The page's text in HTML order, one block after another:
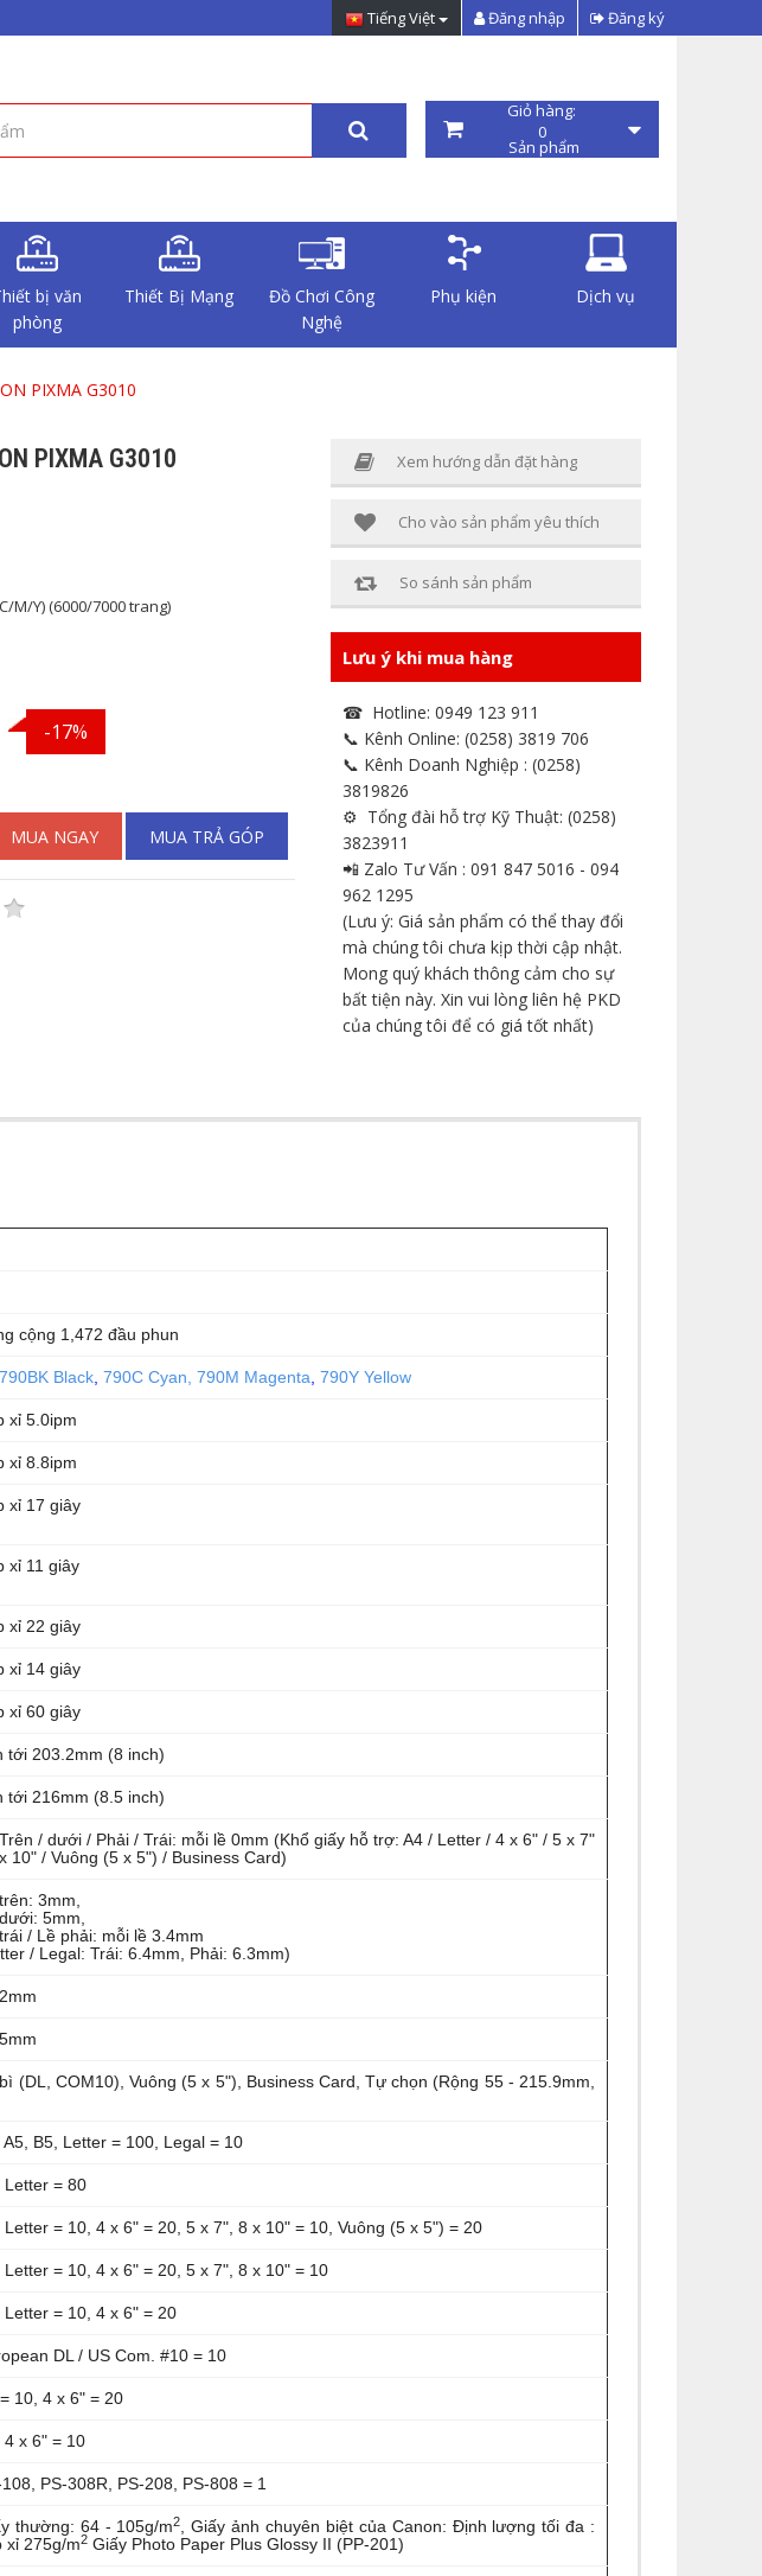
Tiếng Việt Đăng nhập Đăng ký
Giỏ hàng:
0
Sản phẩm
bị văn
phòng
Thiết Bị Mạng
Đồ Chơi Công
Nghệ
Phụ kiện Dịch vụ
PIXMA G3010
PIXMA G3010
M/Y) (6000/7000 trang)
-17%
MUA NGAY MUA TRẢ GÓP
Xem hướng dẫn đặt hàng
Cho vào sản phẩm yêu thích
So sánh sản phẩm
Lưu ý khi mua hàng
☎ Hotline: 0949 123 911
📞 Kênh Online: (0258) 3819 706
📞 Kênh Doanh Nghiệp : (0258)
3819826
⚙ Tổng đài hỗ trợ Kỹ Thuật: (0258)
3823911
📲 Zalo Tư Vấn : 091 847 5016 - 094
962 1295
(Lưu ý: Giá sản phẩm có thể thay đổi
mà chúng tôi chưa kịp thời cập nhật.
Mong quý khách thông cảm cho sự
bất tiện này. Xin vui lòng liên hệ PKD
của chúng tôi để có giá tốt nhất)
cộng 1,472 đầu phun
Black 790C Cyan, 790M Magenta 790Y Yellow
xỉ 5.0ipm
xỉ 8.8ipm
xỉ 17 giây
xỉ 11 giây
xỉ 22 giây
xỉ 14 giây
xỉ 60 giây
tới 203.2mm (8 inch)
tới 216mm (8.5 inch)
/ dưới / Phải / Trái: mỗi lề 0mm (Khổ giấy hỗ trợ: A4 / Letter / 4 x 6" / 5 x 7"
10" / Vuông (5 x 5") / Business Card)
3mm,
5mm,
/ Lề phải: mỗi lề 3.4mm
/ Legal: Trái: 6.4mm, Phải: 6.3mm)
(DL, COM10), Vuông (5 x 5"), Business Card, Tự chọn (Rộng 55 - 215.9mm,
A5, B5, Letter = 100, Legal = 10
Letter = 80
Letter = 10, 4 x 6" = 20, 5 x 7", 8 x 10" = 10, Vuông (5 x 5") = 20
Letter = 10, 4 x 6" = 20, 5 x 7", 8 x 10" = 10
Letter = 10, 4 x 6" = 20
DL / US Com. #10 = 10
10, 4 x 6" = 20
4 x 6" = 10
108, PS-308R, PS-208, PS-808 = 1
thường: 64 - 105g/m2
, Giấy ảnh chuyên biệt của Canon: Định lượng tối đa :
xỉ 275g/m2 Giấy Photo Paper Plus Glossy II (PP-201)